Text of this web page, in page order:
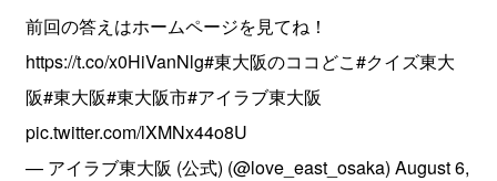
前回の答えはホームページを見てね！
https://t.co/x0HiVanNlg#東大阪のココどこ#クイズ東大
阪#東大阪#東大阪市#アイラブ東大阪
pic.twitter.com/lXMNx44o8U
— アイラブ東大阪 (公式) (@love_east_osaka)August 6,